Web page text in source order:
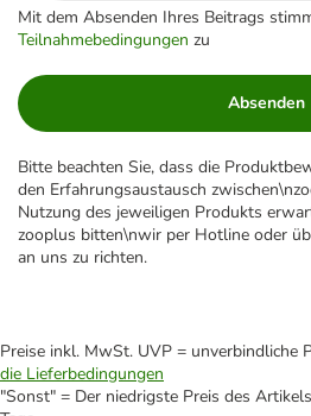
Mit dem Absenden Ihres Beitrags
Teilnahmebedingungen zu
Absenden
Bitte beachten Sie, dass die
den Erfahrungsaustausch
Nutzung des jeweiligen Produkts
zooplus bitten\nwir per Hotline oder
an uns zu richten.
Preise inkl. MwSt. UVP = unverbindliche
die Lieferbedingungen
"Sonst" = Der niedrigste Preis des